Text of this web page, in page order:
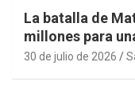
La batalla de
millones para
esperar
30 de julio de 2026